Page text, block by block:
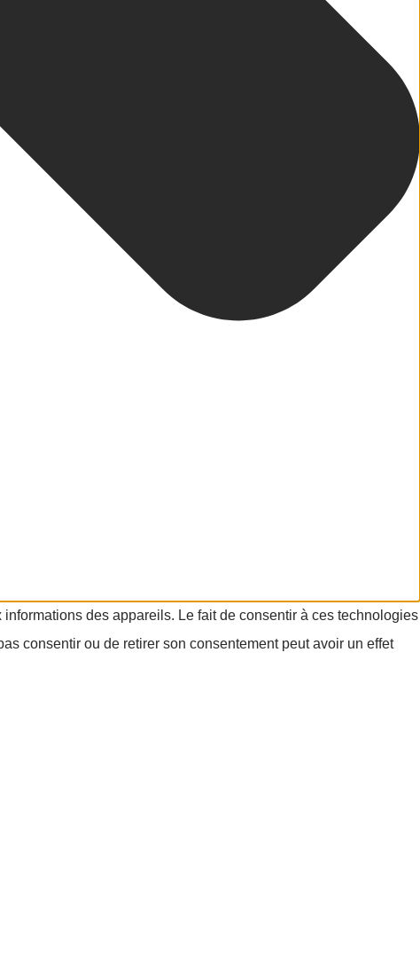
des appareils. Le fait de consentir à ces technologies
consentir ou de retirer son consentement peut avoir un effet